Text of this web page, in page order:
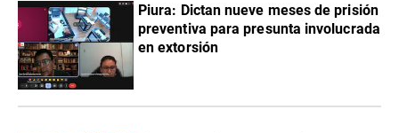
Piura: Dictan nueve meses de prisión
preventiva para presunta involucrada
en extorsión